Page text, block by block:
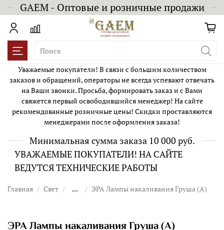
GAEM - Оптовые и розничные продажи
Уважаемые покупатели! В связи с большим количеством
заказов и обращений, операторы не всегда успевают отвечать
на Ваши звонки. Просьба, формировать заказ и с Вами
свяжется первый освободившийся менеджер! На сайте
рекомендованные розничные цены! Скидки проставляются
менеджерами после оформления заказа!
Минимальная сумма заказа 10 000 руб.
УВАЖАЕМЫЕ ПОКУПАТЕЛИ! НА САЙТЕ
ВЕДУТСЯ ТЕХНИЧЕСКИЕ РАБОТЫ
Главная Свет ... ЭРА Лампы накаливания Груша (A)
ЭРА Лампы накаливания Груша (A)